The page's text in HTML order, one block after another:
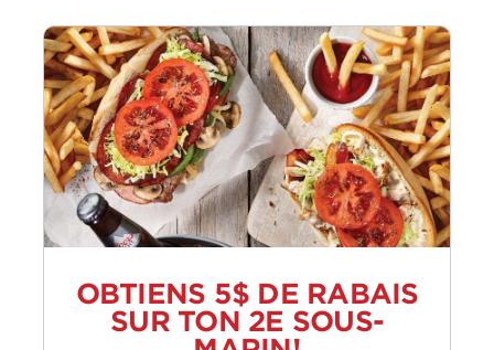
OBTIENS 5$ DE RABAIS
SUR TON 2E SOUS-